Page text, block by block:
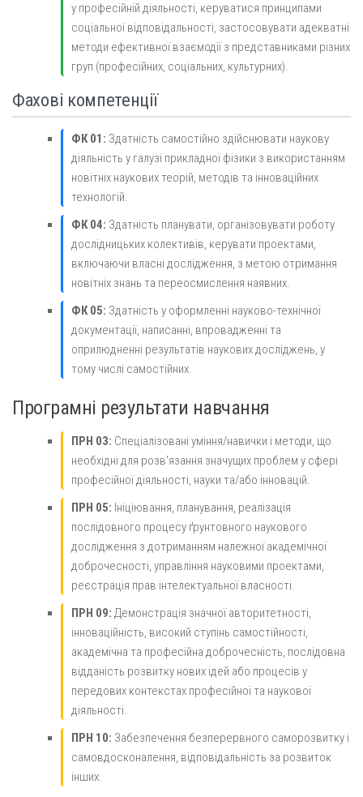
у професійній діяльності, керуватися принципами
соціальної відповідальності, застосовувати адекватні
методи ефективної взаємодії з представниками різних
груп (професійних, соціальних, культурних).
Фахові компетенції
ФК 01: Здатність самостійно здійснювати наукову
діяльність у галузі прикладної фізики з використанням
новітніх наукових теорій, методів та інноваційних
технологій.
ФК 04: Здатність планувати, організовувати роботу
дослідницьких колективів, керувати проектами,
включаючи власні дослідження, з метою отримання
новітніх знань та переосмислення наявних.
ФК 05: Здатність у оформленні науково-технічної
документації, написанні, впровадженні та
оприлюдненні результатів наукових досліджень, у
тому числі самостійних.
Програмні результати навчання
ПРН 03: Спеціалізовані уміння/навички і методи, що
необхідні для розв'язання значущих проблем у сфері
професійної діяльності, науки та/або інновацій.
ПРН 05: Ініціювання, планування, реалізація
послідовного процесу ґрунтовного наукового
дослідження з дотриманням належної академічної
доброчесності, управління науковими проектами,
реєстрація прав інтелектуальної власності.
ПРН 09: Демонстрація значної авторитетності,
інноваційність, високий ступінь самостійності,
академічна та професійна доброчесність, послідовна
відданість розвитку нових ідей або процесів у
передових контекстах професійної та наукової
діяльності.
ПРН 10: Забезпечення безперервного саморозвитку і
самовдосконалення, відповідальність за розвиток
інших.